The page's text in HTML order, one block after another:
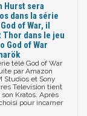
Hurst sera
dans la série
of War, il
Thor dans le jeu
God of War
télé God of War
par Amazon
Studios et Sony
Television tient
Kratos. Après
pour incarner